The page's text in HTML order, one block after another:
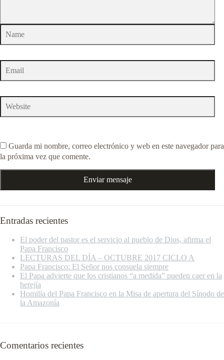
Guarda mi nombre, correo electrónico y web en este navegador para
la próxima vez que comente.
Entradas recientes
El poder del pastor es el servicio al pueblo de Dios, afirma el
Papa Francisco
LECTURAS DEL DÍA – OCTUBRE 2017 CICLO A
Papa Francisco: El Señor nos consuela siempre
El Papa advierte que los cristianos “a medida” pueden caer en la
herejía
Homilía del Papa Francisco en la Misa de apertura del Sínodo de
la Amazonía
Comentarios recientes